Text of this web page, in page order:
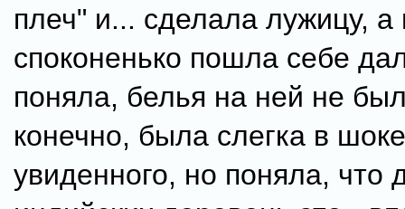
плеч" и... сделала лужицу, а
споконенько пошла себе
поняла, белья на ней не
конечно, была слегка в
увиденного, но поняла, что